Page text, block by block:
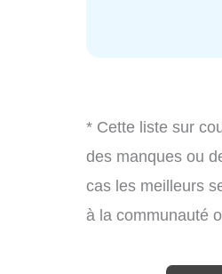
* Cette liste sur
des manques ou
cas les meilleurs
à la communauté